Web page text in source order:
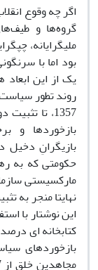
اگر چه وقوع
گروه‌ها و
ملیگرایانه،
بود اما با
یک از این
روند تطور
بازخوردها و
بازیگرانِ دخیل
حکومتی که به
مارکسیستی
نهایتا منجر به
این نوشتار با
کتابخانه ای
بازخوردهای